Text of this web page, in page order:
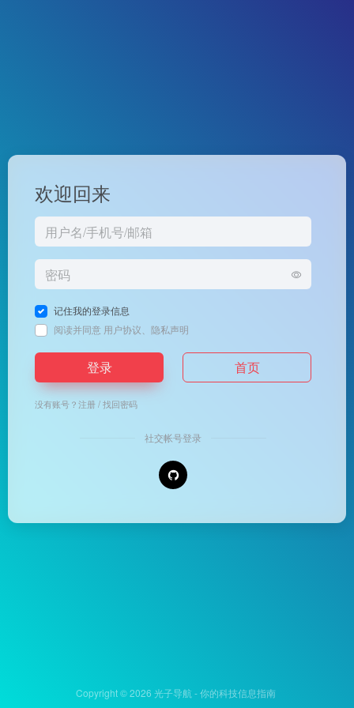
欢迎回来
记住我的登录信息
阅读并同意 用户协议 隐私声明
登录 首页
没有账号？注册/找回密码
社交帐号登录
Copyright © 2026 光子导航 - 你的科技信息指南